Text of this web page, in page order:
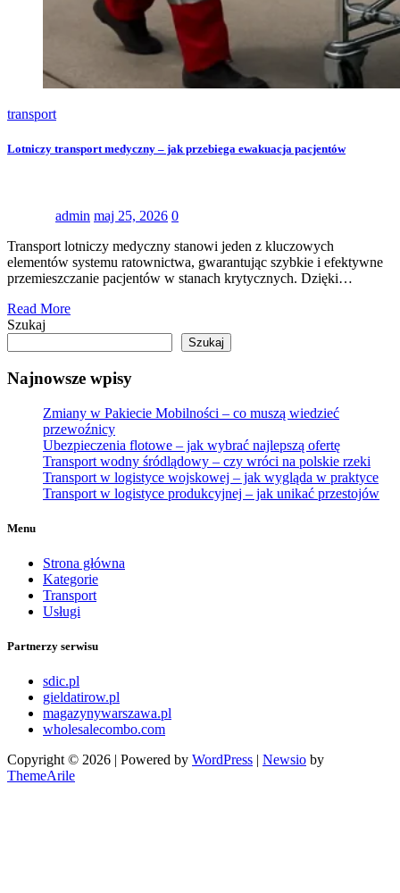
transport
Lotniczy transport medyczny – jak przebiega ewakuacja pacjentów
admin maj 25, 2026 0
Transport lotniczy medyczny stanowi jeden z kluczowych
elementów systemu ratownictwa, gwarantując szybkie i efektywne
przemieszczanie pacjentów w stanach krytycznych. Dzięki…
Read More
Szukaj
Szukaj
Najnowsze wpisy
Zmiany w Pakiecie Mobilności – co muszą wiedzieć
przewoźnicy
Ubezpieczenia flotowe – jak wybrać najlepszą ofertę
Transport wodny śródlądowy – czy wróci na polskie rzeki
Transport w logistyce wojskowej – jak wygląda w praktyce
Transport w logistyce produkcyjnej – jak unikać przestojów
Menu
Strona główna
Kategorie
Transport
Usługi
Partnerzy serwisu
sdic.pl
gieldatirow.pl
magazynywarszawa.pl
wholesalecombo.com
Copyright © 2026 | Powered by WordPress | Newsio by
ThemeArile